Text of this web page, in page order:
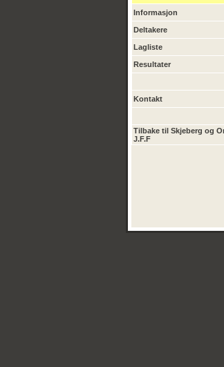
Informasjon
Deltakere
Lagliste
Resultater
Kontakt
Tilbake til Skjeberg og
J.F.F